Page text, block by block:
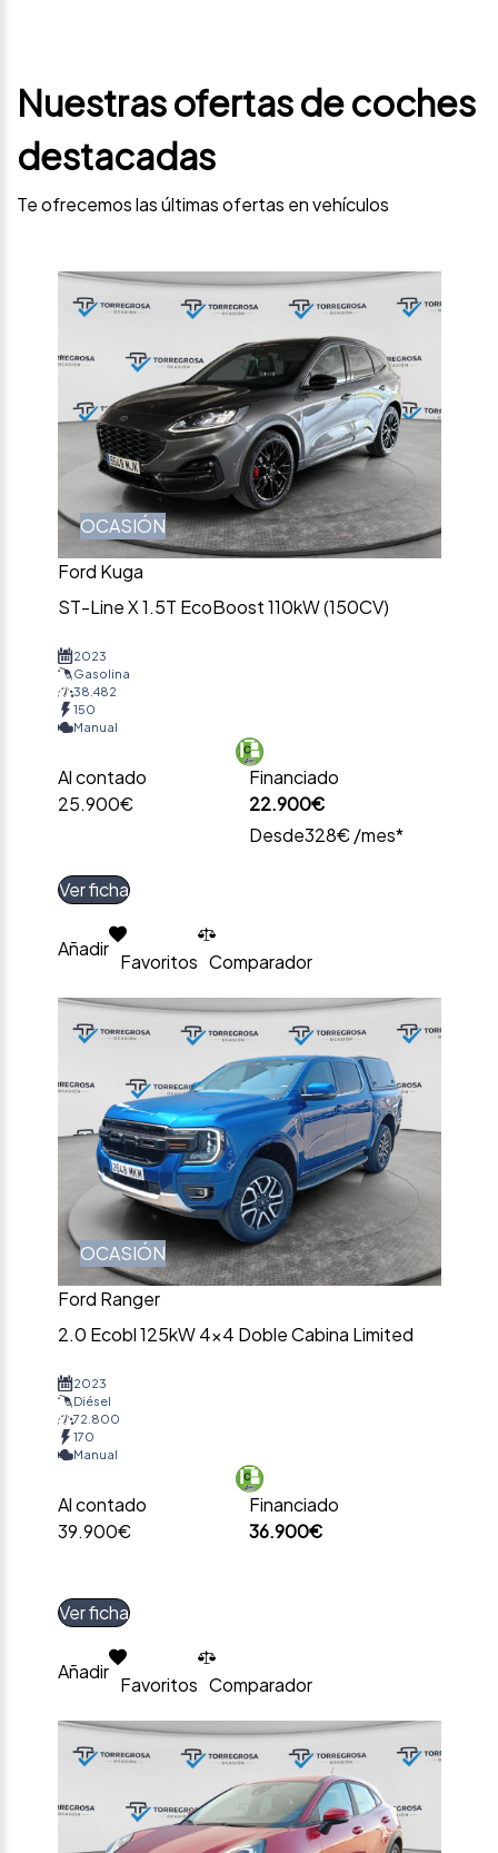
Nuestras ofertas de coches
destacadas
Te ofrecemos las últimas ofertas en vehículos
OCASIÓN
Ford Kuga
ST-Line X 1.5T EcoBoost 110kW (150CV)
2023
Gasolina
38.482
150
Manual
Al contado
25.900€
Financiado
22.900€
Desde328€ /mes*
Ver ficha
Añadir
Favoritos Comparador
OCASIÓN
Ford Ranger
2.0 Ecobl 125kW 4×4 Doble Cabina Limited
2023
Diésel
72.800
170
Manual
Al contado
39.900€
Financiado
36.900€
Ver ficha
Añadir
Favoritos Comparador